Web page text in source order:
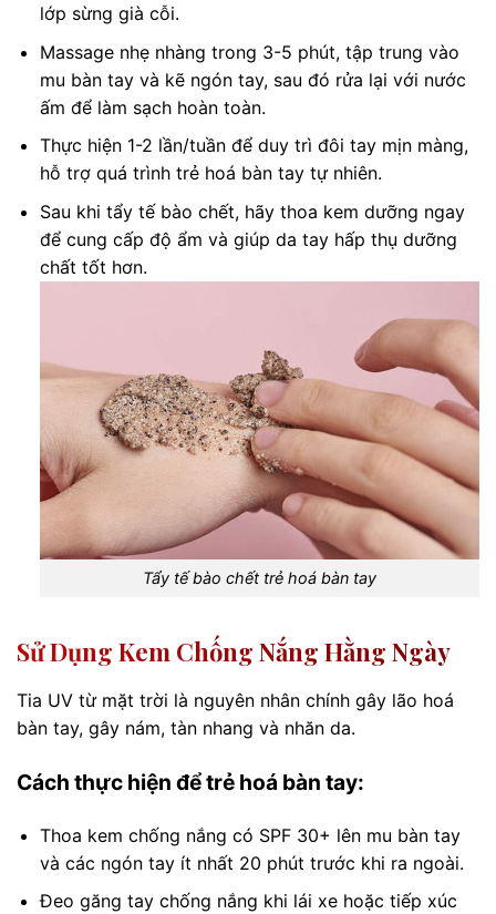
lớp sừng già cỗi.
Massage nhẹ nhàng trong 3-5 phút, tập trung vào
mu bàn tay và kẽ ngón tay, sau đó rửa lại với nước
ấm để làm sạch hoàn toàn.
Thực hiện 1-2 lần/tuần để duy trì đôi tay mịn màng,
hỗ trợ quá trình trẻ hoá bàn tay tự nhiên.
Sau khi tẩy tế bào chết, hãy thoa kem dưỡng ngay
để cung cấp độ ẩm và giúp da tay hấp thụ dưỡng
chất tốt hơn.
Tẩy tế bào chết trẻ hoá bàn tay
Sử Dụng Kem Chống Nắng Hằng Ngày
Tia UV từ mặt trời là nguyên nhân chính gây lão hoá
bàn tay, gây nám, tàn nhang và nhăn da.
Cách thực hiện để trẻ hoá bàn tay:
Thoa kem chống nắng có SPF 30+ lên mu bàn tay
và các ngón tay ít nhất 20 phút trước khi ra ngoài.
Đeo găng tay chống nắng khi lái xe hoặc tiếp xúc